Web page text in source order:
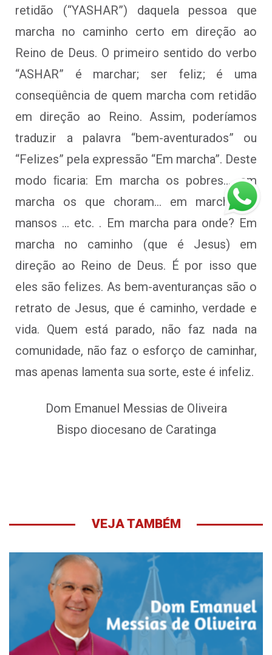
retidão (“YASHAR”) daquela pessoa que
marcha no caminho certo em direção ao
Reino de Deus. O primeiro sentido do verbo
“ASHAR” é marchar; ser feliz; é uma
conseqüência de quem marcha com retidão
em direção ao Reino. Assim, poderíamos
traduzir a palavra “bem-aventurados” ou
“Felizes” pela expressão “Em marcha”. Deste
modo ﬁcaria: Em marcha os pobres…, em
marcha os que choram… em marcha os
mansos … etc. . Em marcha para onde? Em
marcha no caminho (que é Jesus) em
direção ao Reino de Deus. É por isso que
eles são felizes. As bem-aventuranças são o
retrato de Jesus, que é caminho, verdade e
vida. Quem está parado, não faz nada na
comunidade, não faz o esforço de caminhar,
mas apenas lamenta sua sorte, este é infeliz.
Dom Emanuel Messias de Oliveira
Bispo diocesano de Caratinga
VEJA TAMBÉM